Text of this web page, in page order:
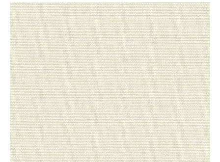
商品を探す
商品を探す トップ
壁紙
カーテン
床材
ブランド・コレクション
Lilycolor Coordinate 着せ替えシミュレーション
カタログ一覧
カタログ一覧 トップ
壁紙
カーテン
床材
サステナブル商品
ノンワックス床タイル
壁紙機能性ガイド
施工事例
施工事例 トップ
医療・福祉施設
ホテル・オフィス・店舗
モデルハウス
新築戸建・マンション
リリカラノート
ショールーム